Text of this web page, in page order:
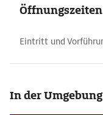
Öffnungszeiten
Eintritt und
In der Umgebung